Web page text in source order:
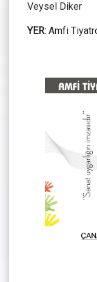
Veysel Diker
YER: Amfi